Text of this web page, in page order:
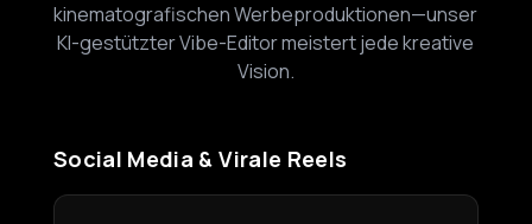
kinematografischen Werbeproduktionen—unser
KI-gestützter Vibe-Editor meistert jede kreative
Vision.
Social Media & Virale Reels